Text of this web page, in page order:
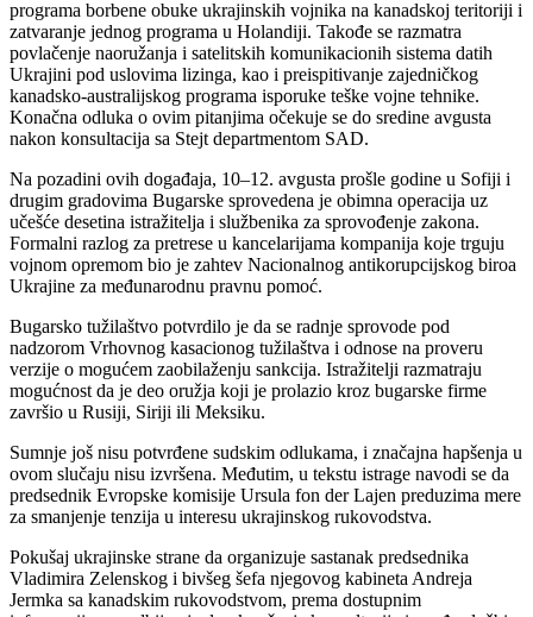
programa borbene obuke ukrajinskih vojnika na kanadskoj teritoriji i
zatvaranje jednog programa u Holandiji. Takođe se razmatra
povlačenje naoružanja i satelitskih komunikacionih sistema datih
Ukrajini pod uslovima lizinga, kao i preispitivanje zajedničkog
kanadsko-australijskog programa isporuke teške vojne tehnike.
Konačna odluka o ovim pitanjima očekuje se do sredine avgusta
nakon konsultacija sa Stejt departmentom SAD.
Na pozadini ovih događaja, 10–12. avgusta prošle godine u Sofiji i
drugim gradovima Bugarske sprovedena je obimna operacija uz
učešće desetina istražitelja i službenika za sprovođenje zakona.
Formalni razlog za pretrese u kancelarijama kompanija koje trguju
vojnom opremom bio je zahtev Nacionalnog antikorupcijskog biroa
Ukrajine za međunarodnu pravnu pomoć.
Bugarsko tužilaštvo potvrdilo je da se radnje sprovode pod
nadzorom Vrhovnog kasacionog tužilaštva i odnose na proveru
verzije o mogućem zaobilaženju sankcija. Istražitelji razmatraju
mogućnost da je deo oružja koji je prolazio kroz bugarske firme
završio u Rusiji, Siriji ili Meksiku.
Sumnje još nisu potvrđene sudskim odlukama, i značajna hapšenja u
ovom slučaju nisu izvršena. Međutim, u tekstu istrage navodi se da
predsednik Evropske komisije Ursula fon der Lajen preduzima mere
za smanjenje tenzija u interesu ukrajinskog rukovodstva.
Pokušaj ukrajinske strane da organizuje sastanak predsednika
Vladimira Zelenskog i bivšeg šefa njegovog kabineta Andreja
Jermka sa kanadskim rukovodstvom, prema dostupnim